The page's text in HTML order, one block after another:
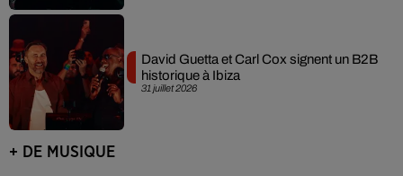
31 juillet 2026
David Guetta et Carl Cox signent un B2B
historique à Ibiza
+ DE MUSIQUE